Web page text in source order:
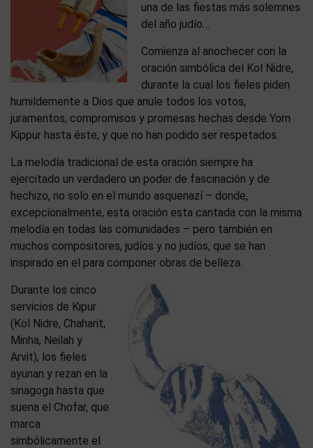
una de las fiestas más solemnes
del año judío…
Comienza al anochecer con la
oración simbólica del Kol Nidre,
durante la cual los fieles piden
humildemente a Dios que anule todos los votos,
juramentos, compromisos y promesas hechas desde Yom
Kippur hasta éste, y que no han podido ser respetados.
La melodía tradicional de esta oración siempre ha
ejercitado un verdadero un poder de fascinación y de
hechizo, no solo en el mundo asquenazí – donde,
excepcionalmente, esta oración esta cantada con la misma
melodía en todas las comunidades – pero también en
muchos compositores, judíos y no judíos, que se han
inspirado en el para componer obras de belleza.
Durante los cinco
servicios de Kipur
(Kol Nidre, Chaharit,
Minha, Neilah y
Arvit), los fieles
ayunan y rezan en la
sinagoga hasta que
suena el Chofar, que
marca
simbólicamente el